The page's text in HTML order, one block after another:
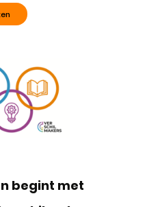
begint met